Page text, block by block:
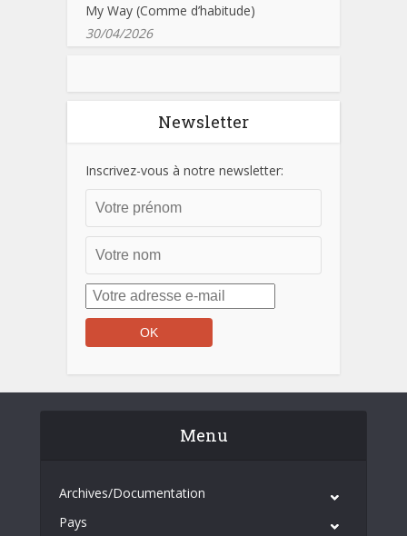
My Way (Comme d’habitude)
30/04/2026
Newsletter
Inscrivez-vous à notre newsletter:
Menu
Archives/Documentation
Pays